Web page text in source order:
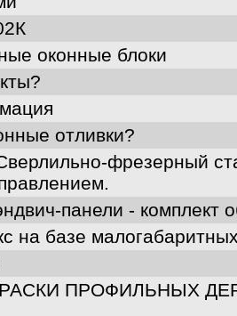
оконные блоки
отливки?
фрезерный
панели - комплект
на базе
ПРОФИЛЬНЫХ